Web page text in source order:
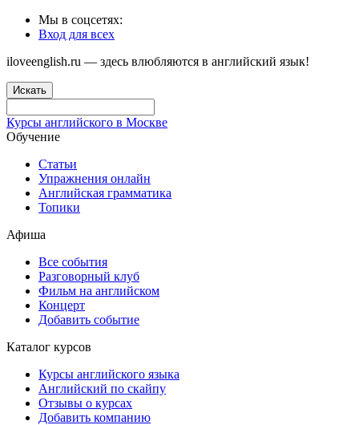
Мы в соцсетях:
Вход для всех
iloveenglish.ru — здесь влюбляются в английский язык!
Искать
Курсы английского в Москве
Обучение
Статьи
Упражнения онлайн
Английская грамматика
Топики
Афиша
Все события
Разговорный клуб
Фильм на английском
Концерт
Добавить событие
Каталог курсов
Курсы английского языка
Английский по скайпу
Отзывы о курсах
Добавить компанию